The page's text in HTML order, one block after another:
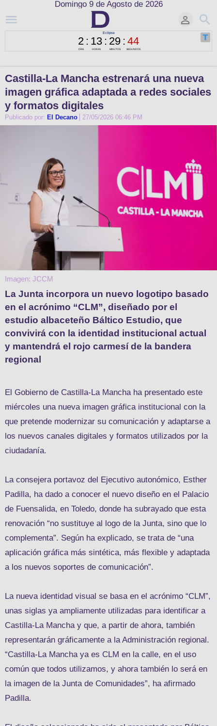
Domingo 9 de Agosto de 2026
Castilla-La Mancha estrenará una nueva
imagen gráfica adaptada a redes sociales
y formatos digitales
Publicado por: El Decano 27/05/2026 06:46 PM
Imagen: JCCM
La Junta incorpora un nuevo logotipo basado
en el acrónimo “CLM”, diseñado por el
estudio albaceteño Báltico Estudio, que
convivirá con la identidad institucional actual
y mantendrá el rojo carmesí de la bandera
regional
El Gobierno de Castilla-La Mancha ha presentado este
miércoles una nueva imagen gráfica institucional con la
que pretende modernizar su comunicación y adaptarse a
los nuevos canales digitales y formatos utilizados por la
ciudadanía.
La consejera portavoz del Ejecutivo autonómico, Esther
Padilla, ha dado a conocer el nuevo diseño en el Palacio
de Fuensalida, en Toledo, donde ha subrayado que esta
renovación “no sustituye al logo de la Junta, sino que lo
complementa”. Según ha explicado, se trata de “una
aplicación gráfica más sintética, más flexible y adaptada
a los nuevos soportes de comunicación”.
La nueva identidad visual se basa en el acrónimo “CLM”,
unas siglas ya ampliamente utilizadas para identificar a
Castilla-La Mancha y que, a partir de ahora, también
representarán gráficamente a la Administración regional.
“Castilla-La Mancha ya es CLM en la calle, en el uso
común que todos utilizamos, y ahora también lo será en
la imagen de la Junta de Comunidades”, ha afirmado
Padilla.